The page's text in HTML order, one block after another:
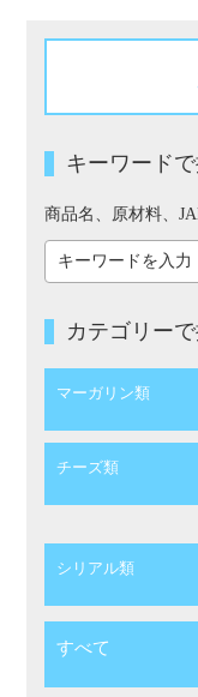
キーワード
商品名、原材料、
カテゴリー
マーガリン類
チーズ類
シリアル類
すべて